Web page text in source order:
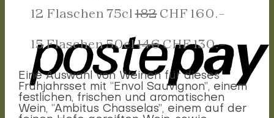
12 Flaschen 75cl182CHF 160.-
15 Flaschen 50cl146CHF 130.-
Eine Auswahl von Weinen für dieses
Frühjahrsset mit “Envol Sauvignon”, einem
festlichen, frischen und aromatischen
Wein, “Ambitus Chasselas”, einem auf der